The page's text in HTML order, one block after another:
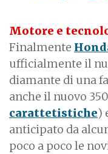
Motore e
Finalmente
ufficialmente il
diamante di una
anche il nuovo
carattetistiche)
anticipato da
poco a poco le